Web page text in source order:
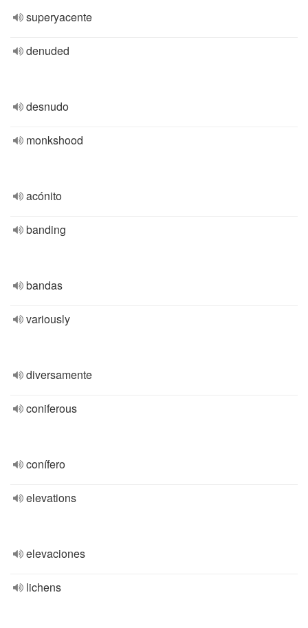
superyacente
denuded
desnudo
monkshood
acónito
banding
bandas
variously
diversamente
coniferous
conífero
elevations
elevaciones
lichens